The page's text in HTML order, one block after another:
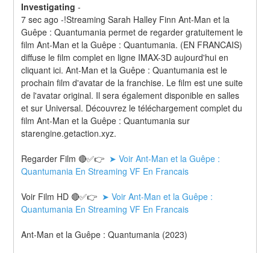
Investigating -
7 sec ago -!Streaming Sarah Halley Finn Ant-Man et la
Guêpe : Quantumania permet de regarder gratuitement le
film Ant-Man et la Guêpe : Quantumania. (EN FRANCAIS)
diffuse le film complet en ligne IMAX-3D aujourd'hui en
cliquant ici. Ant-Man et la Guêpe : Quantumania est le
prochain film d'avatar de la franchise. Le film est une suite
de l'avatar original. Il sera également disponible en salles
et sur Universal. Découvrez le téléchargement complet du
film Ant-Man et la Guêpe : Quantumania sur
starengine.getaction.xyz.
Regarder Film 🔴✅👉 ➤ Voir Ant-Man et la Guêpe :
Quantumania En Streaming VF En Francais
Voir Film HD 🔴✅👉 ➤ Voir Ant-Man et la Guêpe :
Quantumania En Streaming VF En Francais
Ant-Man et la Guêpe : Quantumania (2023)